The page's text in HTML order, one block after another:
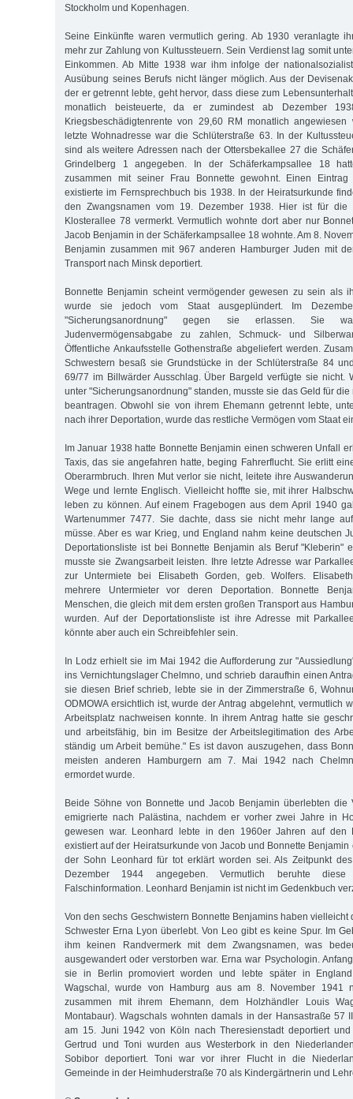
Stockholm und Kopenhagen.
Seine Einkünfte waren vermutlich gering. Ab 1930 veranlagte
mehr zur Zahlung von Kultussteuern. Sein Verdienst lag somit
Einkommen. Ab Mitte 1938 war ihm infolge der
Ausübung seines Berufs nicht länger möglich. Aus der
der er getrennt lebte, geht hervor, dass diese zum
monatlich beisteuerte, da er zumindest ab Dezember
Kriegsbeschädigtenrente von 29,60 RM monatlich angewiesen
letzte Wohnadresse war die Schlüterstraße 63. In der
sind als weitere Adressen nach der Ottersbekallee 27 die
Grindelberg 1 angegeben. In der Schäferkampsallee 18
zusammen mit seiner Frau Bonnette gewohnt. Einen
existierte im Fernsprechbuch bis 1938. In der Heiratsurkunde
den Zwangsnamen vom 19. Dezember 1938. Hier ist für die
Klosterallee 78 vermerkt. Vermutlich wohnte dort aber nur
Jacob Benjamin in der Schäferkampsallee 18 wohnte. Am 8.
Benjamin zusammen mit 967 anderen Hamburger Juden mit
Transport nach Minsk deportiert.
Bonnette Benjamin scheint vermögender gewesen zu sein als
wurde sie jedoch vom Staat ausgeplündert. Im
"Sicherungsanordnung" gegen sie erlassen. Sie
Judenvermögensabgabe zu zahlen, Schmuck- und
Öffentliche Ankaufsstelle Gothenstraße abgeliefert werden.
Schwestern besaß sie Grundstücke in der Schlüterstraße 84
69/77 im Billwärder Ausschlag. Über Bargeld verfügte sie nicht.
unter "Sicherungsanordnung" standen, musste sie das Geld für
beantragen. Obwohl sie von ihrem Ehemann getrennt lebte,
nach ihrer Deportation, wurde das restliche Vermögen vom Staat
Im Januar 1938 hatte Bonnette Benjamin einen schweren Unfall
Taxis, das sie angefahren hatte, beging Fahrerflucht. Sie erlitt
Oberarmbruch. Ihren Mut verlor sie nicht, leitete ihre
Wege und lernte Englisch. Vielleicht hoffte sie, mit ihrer
leben zu können. Auf einem Fragebogen aus dem April 1940
Wartenummer 7477. Sie dachte, dass sie nicht mehr lange
müsse. Aber es war Krieg, und England nahm keine deutschen
Deportationsliste ist bei Bonnette Benjamin als Beruf "Kleberin"
musste sie Zwangsarbeit leisten. Ihre letzte Adresse war
zur Untermiete bei Elisabeth Gorden, geb. Wolfers.
mehrere Untermieter vor deren Deportation. Bonnette
Menschen, die gleich mit dem ersten großen Transport aus
wurden. Auf der Deportationsliste ist ihre Adresse mit
könnte aber auch ein Schreibfehler sein.
In Lodz erhielt sie im Mai 1942 die Aufforderung zur
ins Vernichtungslager Chelmno, und schrieb daraufhin einen
sie diesen Brief schrieb, lebte sie in der Zimmerstraße 6,
ODMOWA ersichtlich ist, wurde der Antrag abgelehnt, vermutlich
Arbeitsplatz nachweisen konnte. In ihrem Antrag hatte sie
und arbeitsfähig, bin im Besitze der Arbeitslegitimation des
ständig um Arbeit bemühe." Es ist davon auszugehen, dass
meisten anderen Hamburgern am 7. Mai 1942 nach
ermordet wurde.
Beide Söhne von Bonnette und Jacob Benjamin überlebten die
emigrierte nach Palästina, nachdem er vorher zwei Jahre in
gewesen war. Leonhard lebte in den 1960er Jahren auf den
existiert auf der Heiratsurkunde von Jacob und Bonnette Benjamin
der Sohn Leonhard für tot erklärt worden sei. Als Zeitpunkt
Dezember 1944 angegeben. Vermutlich beruhte
Falschinformation. Leonhard Benjamin ist nicht im Gedenkbuch
Von den sechs Geschwistern Bonnette Benjamins haben vielleicht
Schwester Erna Lyon überlebt. Von Leo gibt es keine Spur. Im
ihm keinen Randvermerk mit dem Zwangsnamen, was
ausgewandert oder verstorben war. Erna war Psychologin.
sie in Berlin promoviert worden und lebte später in
Wagschal, wurde von Hamburg aus am 8. November 1941
zusammen mit ihrem Ehemann, dem Holzhändler Louis
Montabaur). Wagschals wohnten damals in der Hansastraße 57
am 15. Juni 1942 von Köln nach Theresienstadt deportiert
Gertrud und Toni wurden aus Westerbork in den
Sobibor deportiert. Toni war vor ihrer Flucht in die
Gemeinde in der Heimhuderstraße 70 als Kindergärtnerin und